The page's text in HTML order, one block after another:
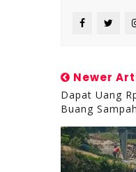
Newer
Dapat Uang
Buang